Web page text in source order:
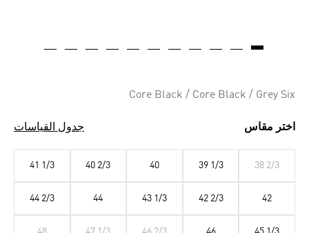
Core Black / Core Black / Grey Six
اختر مقاس جدول القياسات
38 2/3
39 1/3
40
40 2/3
41 1/3
42
42 2/3
43 1/3
44
44 2/3